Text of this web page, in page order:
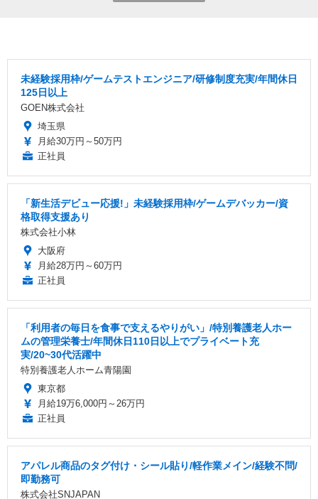
未経験採用枠/ゲームテストエンジニア/研修制度充実/年間休日
125日以上
GOEN株式会社
埼玉県
月給30万円～50万円
正社員
「新生活デビュー応援!」未経験採用枠/ゲームデバッカー/資
格取得支援あり
株式会社小林
大阪府
月給28万円～60万円
正社員
「利用者の毎日を食事で支えるやりがい」/特別養護老人ホー
ムの管理栄養士/年間休日110日以上でプライベート充
実/20~30代活躍中
特別養護老人ホーム青陽園
東京都
月給19万6,000円～26万円
正社員
アパレル商品のタグ付け・シール貼り/軽作業メイン/経験不問/
即勤務可
株式会社SNJAPAN